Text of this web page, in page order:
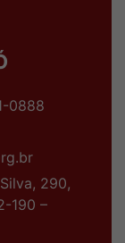
0888
290,
190 –